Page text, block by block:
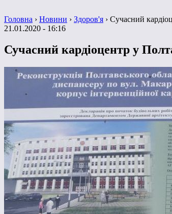
Головна › Новини › Здоров'я › Сучасний
21.01.2020 - 16:16
Сучасний кардіоцентр у